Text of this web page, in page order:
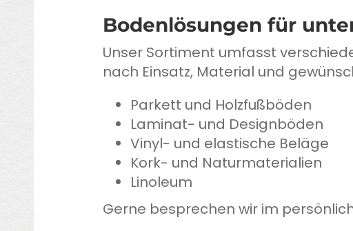
Bodenlösungen für
Unser Sortiment umfasst
nach Einsatz, Material und
Parkett und Holzfußböden
Laminat- und Designböden
Vinyl- und elastische Beläge
Kork- und Naturmaterialien
Linoleum
Gerne besprechen wir im